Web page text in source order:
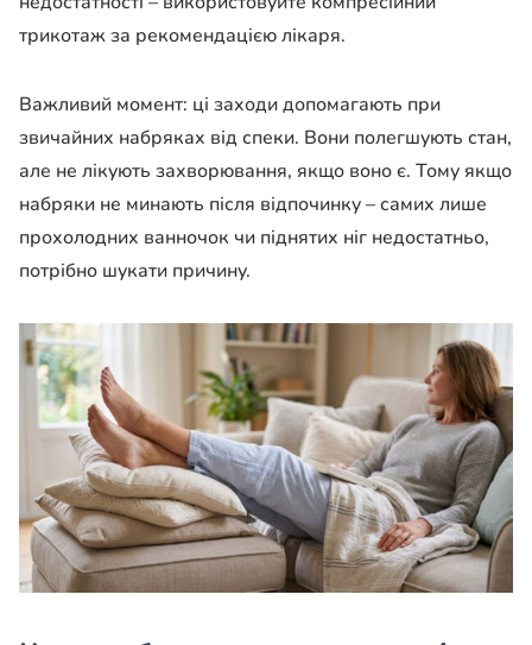
трикотаж за рекомендацією лікаря.
Важливий момент: ці заходи допомагають при
звичайних набряках від спеки. Вони полегшують стан,
але не лікують захворювання, якщо воно є. Тому якщо
набряки не минають після відпочинку – самих лише
прохолодних ванночок чи піднятих ніг недостатньо,
потрібно шукати причину.